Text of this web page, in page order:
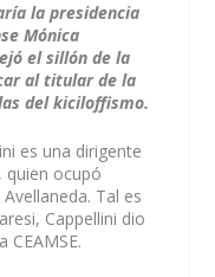
la presidencia
Mónica
el sillón de la
al titular de la
del kiciloffismo.
es una dirigente
quien ocupó
Tal es
Cappellini dio
CEAMSE.